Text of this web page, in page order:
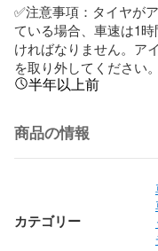
✅注意事項：タイヤが
ている場合、車速は1
ければなりません。ア
を取り外してください。
半年以上前
商品の情報
カテゴリー